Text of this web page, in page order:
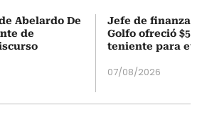
Abelardo De
de
Jefe de finanzas
Golfo ofreció
teniente para
07/08/2026